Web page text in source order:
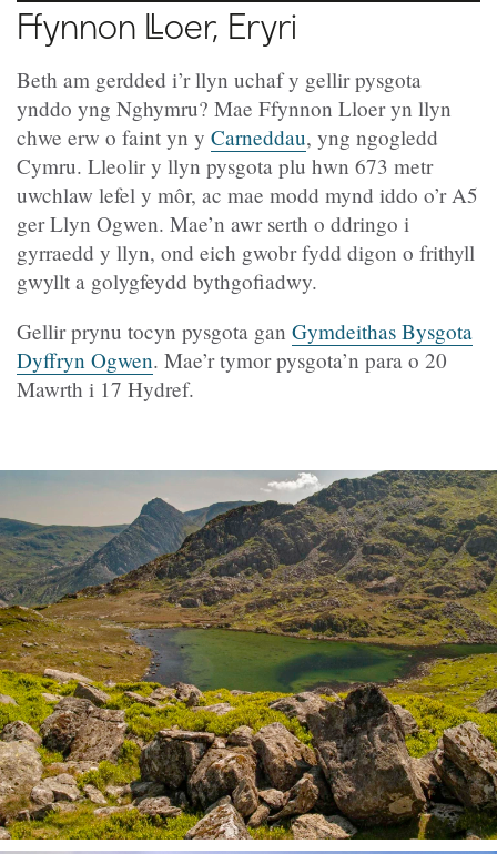
Ffynnon Lloer, Eryri
Beth am gerdded i’r llyn uchaf y gellir pysgota
ynddo yng Nghymru? Mae Ffynnon Lloer yn llyn
chwe erw o faint yn y Carneddau, yng ngogledd
Cymru. Lleolir y llyn pysgota plu hwn 673 metr
uwchlaw lefel y môr, ac mae modd mynd iddo o’r A5
ger Llyn Ogwen. Mae’n awr serth o ddringo i
gyrraedd y llyn, ond eich gwobr fydd digon o frithyll
gwyllt a golygfeydd bythgofiadwy.
Gellir prynu tocyn pysgota gan Gymdeithas Bysgota
Dyffryn Ogwen. Mae’r tymor pysgota’n para o 20
Mawrth i 17 Hydref.